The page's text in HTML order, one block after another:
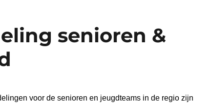
senioren &
voor de senioren en jeugdteams in de regio zijn